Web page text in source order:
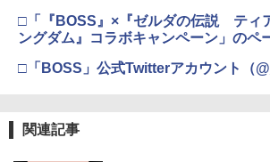
□「『BOSS』×『ゼルダの伝説 ティ
ングダム』コラボキャンペーン」のペ
□「BOSS」公式Twitterアカウント（
関連記事